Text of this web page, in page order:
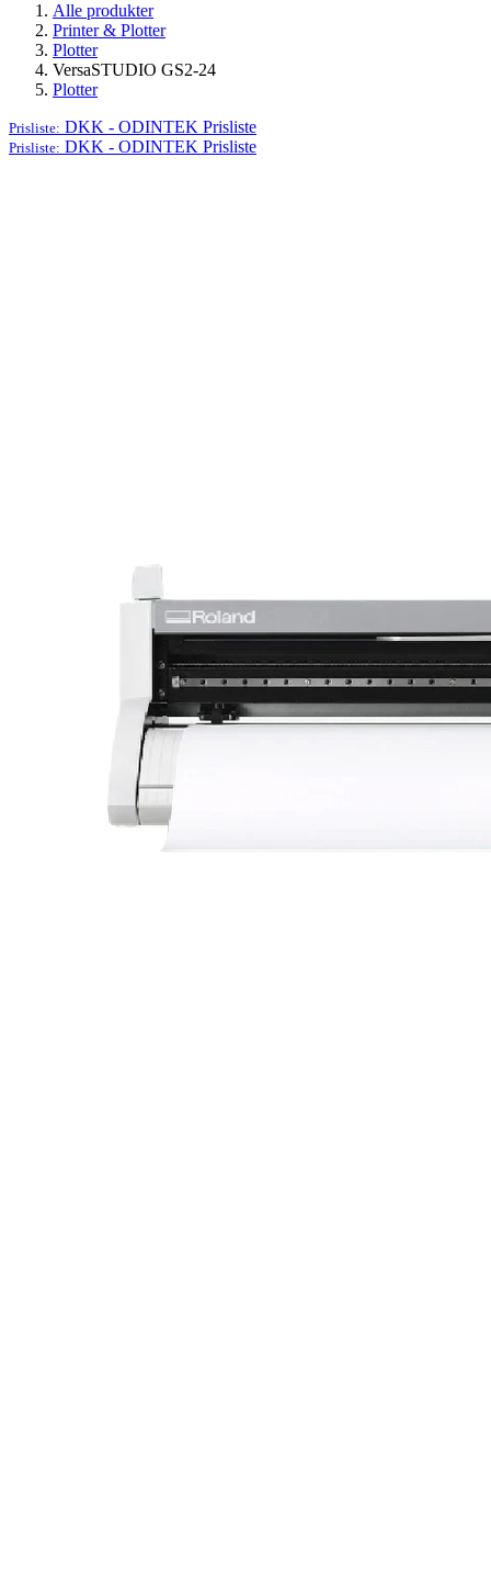
Alle produkter
Printer & Plotter
Plotter
VersaSTUDIO GS2-24
Plotter
Prisliste: DKK - ODINTEK Prisliste
Prisliste: DKK - ODINTEK Prisliste